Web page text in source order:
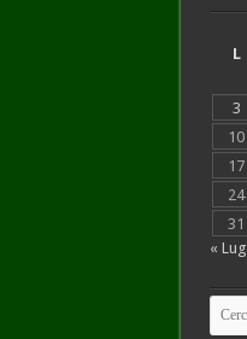
L
3
10
17
24
31
« Lug